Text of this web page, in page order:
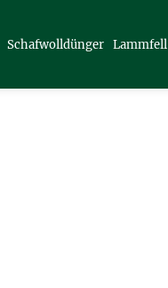
Schafwolldünger Lammfell